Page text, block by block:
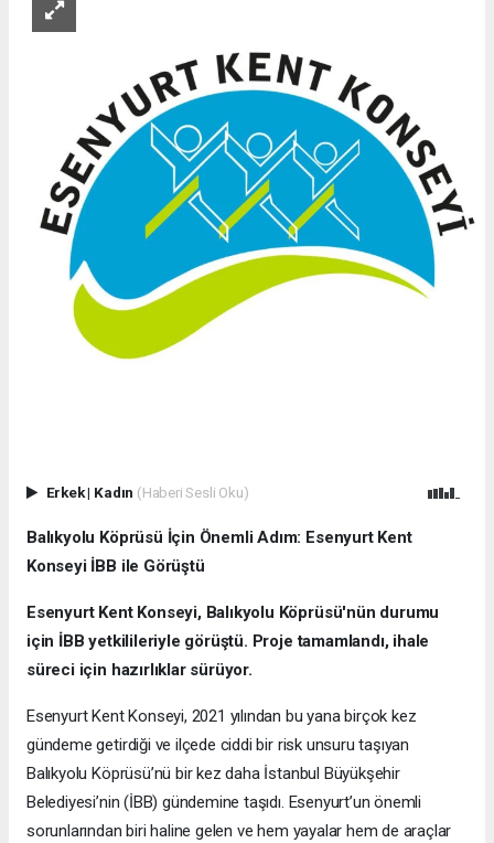
Erkek| Kadın (Haberi Sesli Oku)
Balıkyolu Köprüsü İçin Önemli Adım: Esenyurt Kent
Konseyi İBB ile Görüştü
Esenyurt Kent Konseyi, Balıkyolu Köprüsü'nün durumu
için İBB yetkilileriyle görüştü. Proje tamamlandı, ihale
süreci için hazırlıklar sürüyor.
Esenyurt Kent Konseyi, 2021 yılından bu yana birçok kez
gündeme getirdiği ve ilçede ciddi bir risk unsuru taşıyan
Balıkyolu Köprüsü’nü bir kez daha İstanbul Büyükşehir
Belediyesi’nin (İBB) gündemine taşıdı. Esenyurt’un önemli
sorunlarından biri haline gelen ve hem yayalar hem de araçlar